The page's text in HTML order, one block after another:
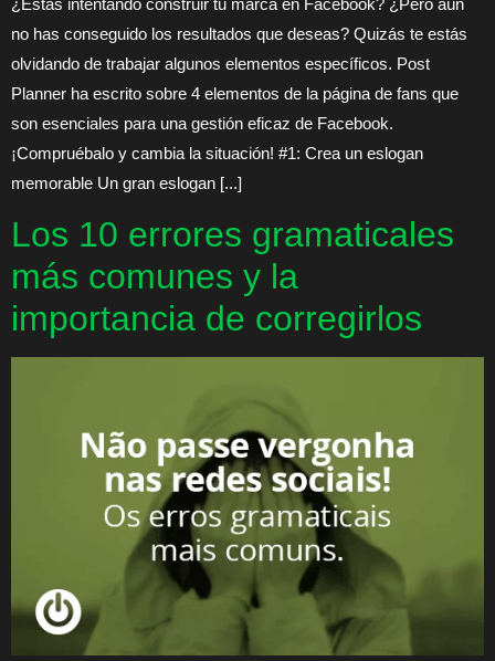
no has conseguido los resultados que deseas? Quizás te estás
olvidando de trabajar algunos elementos específicos. Post
Planner ha escrito sobre 4 elementos de la página de fans que
son esenciales para una gestión eficaz de Facebook.
¡Compruébalo y cambia la situación! #1: Crea un eslogan
memorable Un gran eslogan [...]
Los 10 errores gramaticales
más comunes y la
importancia de corregirlos